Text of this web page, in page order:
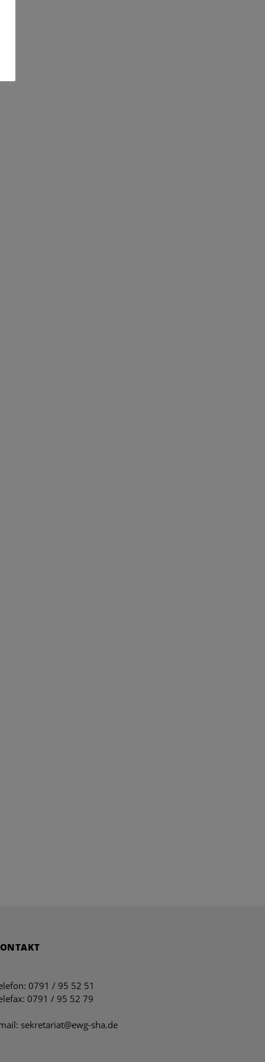
0791 / 95 52 51
0791 / 95 52 79
sekretariat@ewg-sha.de